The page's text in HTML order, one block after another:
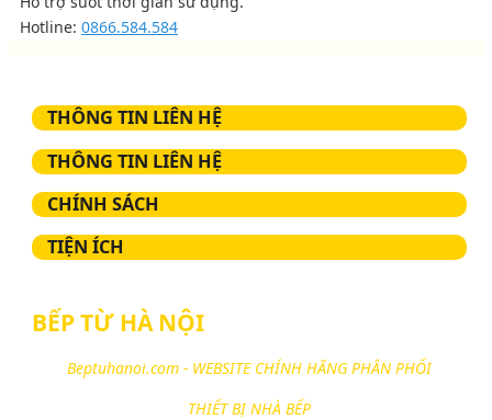
Hotline: 0866.584.584
THÔNG TIN LIÊN HỆ
THÔNG TIN LIÊN HỆ
CHÍNH SÁCH
TIỆN ÍCH
BẾP TỪ HÀ NỘI
Beptuhanoi.com - WEBSITE CHÍNH HÃNG PHÂN PHỐI
THIẾT BỊ NHÀ BẾP